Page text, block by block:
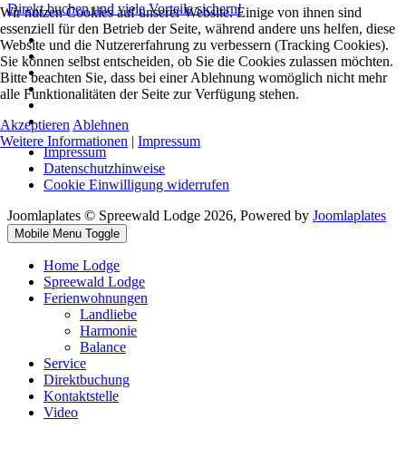
Direkt buchen und viele Vorteile sichern!
Impressum
Datenschutzhinweise
Cookie Einwilligung widerrufen
Joomlaplates © Spreewald Lodge 2026, Powered by Joomlaplates
Mobile Menu Toggle
Home Lodge
Spreewald Lodge
Ferienwohnungen
Landliebe
Harmonie
Balance
Service
Direktbuchung
Kontaktstelle
Video
Wir nutzen Cookies auf unserer Website. Einige von ihnen sind
essenziell für den Betrieb der Seite, während andere uns helfen, diese
Website und die Nutzererfahrung zu verbessern (Tracking Cookies).
Sie können selbst entscheiden, ob Sie die Cookies zulassen möchten.
Bitte beachten Sie, dass bei einer Ablehnung womöglich nicht mehr
alle Funktionalitäten der Seite zur Verfügung stehen.
Akzeptieren Ablehnen
Weitere Informationen | Impressum